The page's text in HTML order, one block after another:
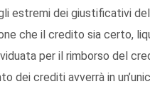
estremi dei giustificativi
che il credito sia certo,
per il rimborso del
dei crediti avverrà in